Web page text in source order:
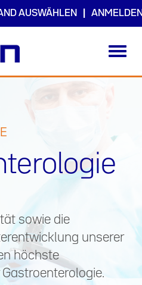
AUSWÄHLEN
sowie die
unserer
höchste